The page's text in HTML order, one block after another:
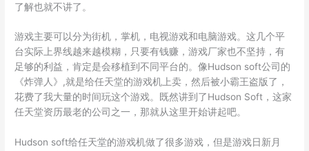
了解也就不讲了。
游戏主要可以分为街机，掌机，电视游戏和电脑游戏。这几个平
台实际上界线越来越模糊，只要有钱赚，游戏厂家也不坚持，有
足够的利益，肯定是会移植到不同平台的。像Hudson soft公司的
《炸弹人》,就是给任天堂的游戏机上卖，然后被小霸王盗版了，
花费了我大量的时间玩这个游戏。既然讲到了Hudson Soft，这家
任天堂资历最老的公司之一，那就从这里开始讲起吧。
Hudson soft给任天堂的游戏机做了很多游戏，但是游戏日新月